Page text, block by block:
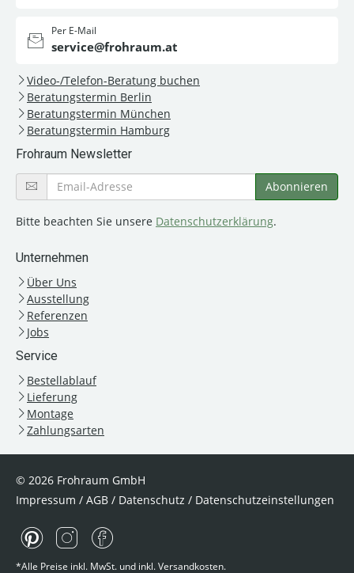
Per E-Mail
service@frohraum.at
Video-/Telefon-Beratung buchen
Beratungstermin Berlin
Beratungstermin München
Beratungstermin Hamburg
Frohraum Newsletter
Bitte beachten Sie unsere Datenschutzerklärung.
Unternehmen
Über Uns
Ausstellung
Referenzen
Jobs
Service
Bestellablauf
Lieferung
Montage
Zahlungsarten
© 2026 Frohraum GmbH
Impressum / AGB / Datenschutz / Datenschutzeinstellungen
*Alle Preise inkl. MwSt. und inkl. Versandkosten.